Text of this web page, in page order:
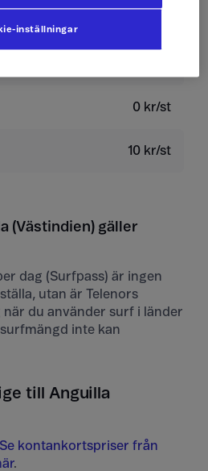
0 kr/st
10 kr/st
(Västindien) gäller
dag (Surfpass) är ingen
utan är Telenors
du använder surf i länder
inte kan
till Anguilla
Se kontankortspriser från
.
inställningar